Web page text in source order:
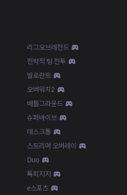
리그오브레전드
전략적 팀 전투
발로란트
오버워치2
배틀그라운드
슈퍼바이브
데스크톱
스트리머 오버레이
Duo
톡피지지
e스포츠